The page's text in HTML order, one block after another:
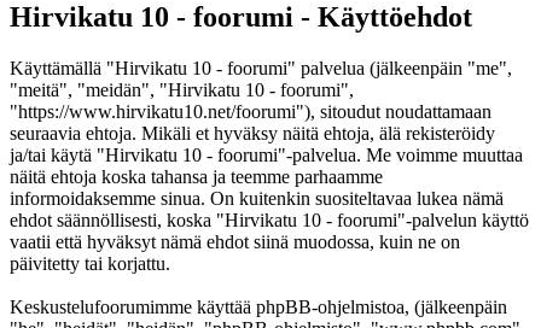
Hirvikatu 10 - foorumi - Käyttöehdot
Käyttämällä "Hirvikatu 10 - foorumi" palvelua (jälkeenpäin "me",
"meitä", "meidän", "Hirvikatu 10 - foorumi",
"https://www.hirvikatu10.net/foorumi"), sitoudut noudattamaan
seuraavia ehtoja. Mikäli et hyväksy näitä ehtoja, älä rekisteröidy
ja/tai käytä "Hirvikatu 10 - foorumi"-palvelua. Me voimme muuttaa
näitä ehtoja koska tahansa ja teemme parhaamme
informoidaksemme sinua. On kuitenkin suositeltavaa lukea nämä
ehdot säännöllisesti, koska "Hirvikatu 10 - foorumi"-palvelun käyttö
vaatii että hyväksyt nämä ehdot siinä muodossa, kuin ne on
päivitetty tai korjattu.
Keskustelufoorumimme käyttää phpBB-ohjelmistoa, (jälkeenpäin